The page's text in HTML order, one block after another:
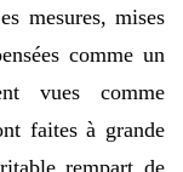
mesures, mises
comme un
vues comme
faites à grande
rempart de